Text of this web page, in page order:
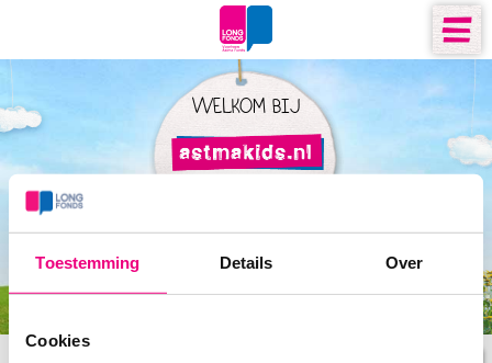
Toestemming Details Over
Cookies
WELKOM BIJ